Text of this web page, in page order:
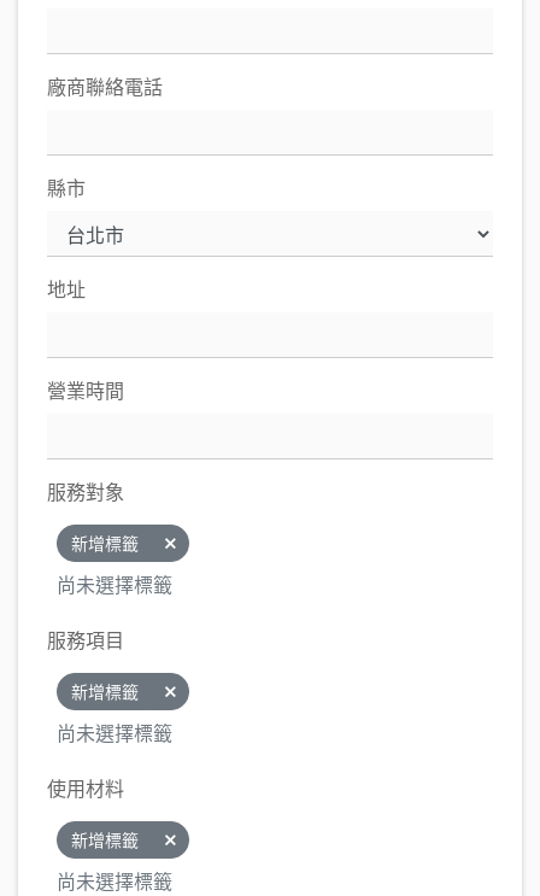
廠商聯絡電話
縣市
地址
營業時間
服務對象
新增標籤
尚未選擇標籤
服務項目
新增標籤
尚未選擇標籤
使用材料
新增標籤
尚未選擇標籤